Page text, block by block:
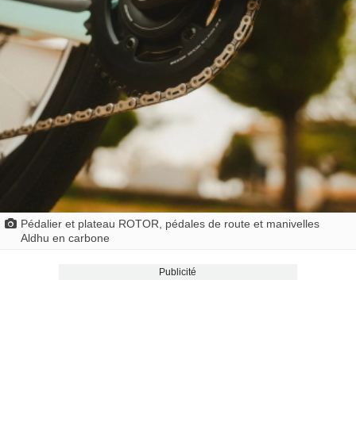
Pédalier et plateau ROTOR, pédales de route et manivelles
Aldhu en carbone
Publicité